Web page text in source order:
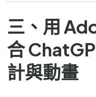
三、用
合
計與動畫